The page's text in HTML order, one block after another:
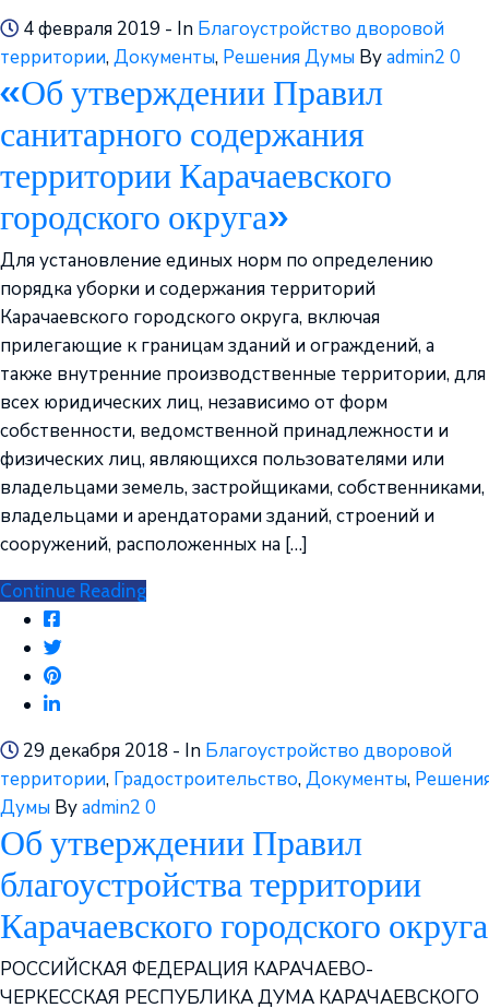
4 февраля 2019 - In Благоустройство дворовой
территории‚Документы‚ Решения Думы Byadmin2 0
«Об утверждении Правил
санитарного содержания
территории Карачаевского
городского округа»
Для установление единых норм по определению
порядка уборки и содержания территорий
Карачаевского городского округа, включая
прилегающие к границам зданий и ограждений, а
также внутренние производственные территории, для
всех юридических лиц, независимо от форм
собственности, ведомственной принадлежности и
физических лиц, являющихся пользователями или
владельцами земель, застройщиками, собственниками,
владельцами и арендаторами зданий, строений и
сооружений, расположенных на […]
Continue Reading
29 декабря 2018 - In Благоустройство дворовой
территории‚ Градостроительство‚Документы‚
Думы Byadmin2 0
Об утверждении Правил
благоустройства территории
Карачаевского городского округа
РОССИЙСКАЯ ФЕДЕРАЦИЯ КАРАЧАЕВО-
ЧЕРКЕССКАЯ РЕСПУБЛИКА ДУМА КАРАЧАЕВСКОГО